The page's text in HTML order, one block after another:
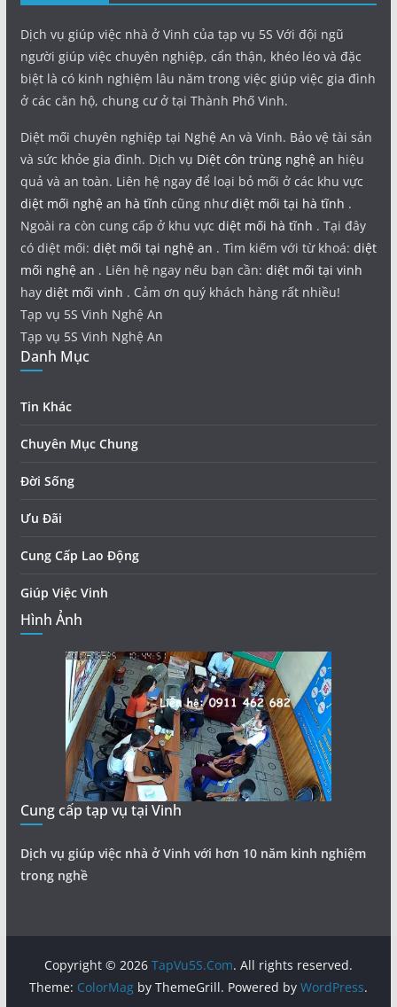
Dịch vụ giúp việc nhà ở Vinh của tạp vụ 5S Với đội ngũ
người giúp việc chuyên nghiệp, cẩn thận, khéo léo và đặc
biệt là có kinh nghiệm lâu năm trong việc giúp việc gia đình
ở các căn hộ, chung cư ở tại Thành Phố Vinh.
Diệt mối chuyên nghiệp tại Nghệ An và Vinh. Bảo vệ tài sản
và sức khỏe gia đình. Dịch vụ Diệt côn trùng nghệ an hiệu
quả và an toàn. Liên hệ ngay để loại bỏ mối ở các khu vực
diệt mối nghệ an hà tĩnh cũng nhưdiệt mối tại hà tĩnh .
Ngoài ra còn cung cấp ở khu vực diệt mối hà tĩnh . Tại đây
có diệt mối: diệt mối tại nghệ an . Tìm kiếm với từ khoá: diệt
mối nghệ an . Liên hệ ngay nếu bạn cần: diệt mối tại vinh
hay diệt mối vinh . Cảm ơn quý khách hàng rất nhiều!
Tạp vụ 5S Vinh Nghệ An
Tạp vụ 5S Vinh Nghệ An
Danh Mục
Tin Khác
Chuyên Mục Chung
Đời Sống
Ưu Đãi
Cung Cấp Lao Động
Giúp Việc Vinh
Hình Ảnh
Cung cấp tạp vụ tại Vinh
Dịch vụ giúp việc nhà ở Vinh với hơn 10 năm kinh nghiệm
trong nghề
Copyright © 2026 TapVu5S.Com. All rights reserved.
Theme: ColorMagby ThemeGrill. Powered by WordPress.